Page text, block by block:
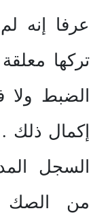
عرفا إنه
تركها
الضبط
السجل
من الصك